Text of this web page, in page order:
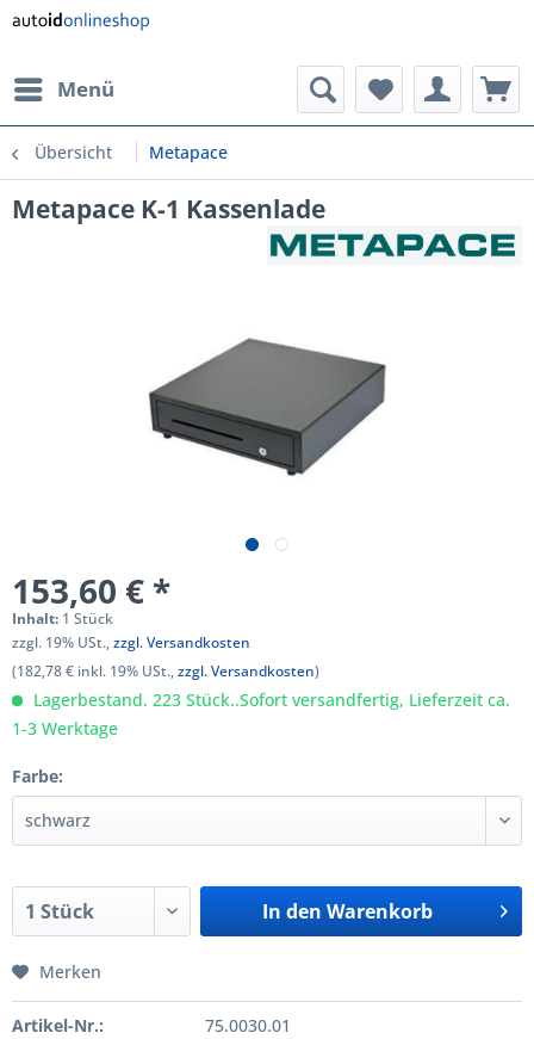
Menü
Übersicht Metapace
Metapace K-1 Kassenlade
153,60 € *
Inhalt: 1 Stück
zzgl. 19% USt.,zzgl. Versandkosten
(182,78 € inkl. 19% USt.,zzgl. Versandkosten)
Lagerbestand. 223 Stück..Sofort versandfertig, Lieferzeit ca.
1-3 Werktage
Farbe:
In den Warenkorb
Merken
Artikel-Nr.:
75.0030.01